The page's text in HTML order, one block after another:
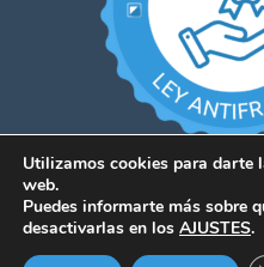
Utilizamos cookies para darte
web.
Puedes informarte más sobre
desactivarlas en los AJUSTES.